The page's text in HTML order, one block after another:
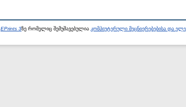
EPrints 3ზე რომელიც შემუშავებულია კომპიუტერული მეცნიერებებისა და